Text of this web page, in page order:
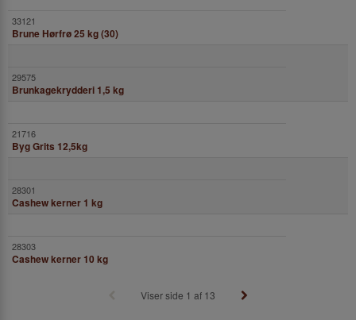
Brune Hørfrø 25 kg (30)
Brunkagekrydderi 1,5 kg
Byg Grits 12,5kg
Cashew kerner 1 kg
Cashew kerner 10 kg
Viser side 1 af 13